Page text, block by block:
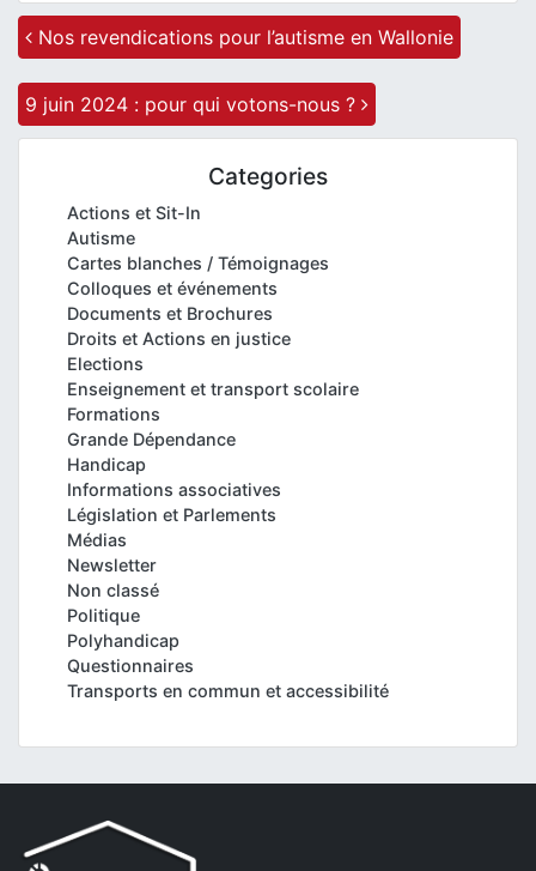
Post navigation
Nos revendications pour l’autisme en Wallonie
9 juin 2024 : pour qui votons-nous ?
Categories
Actions et Sit-In
Autisme
Cartes blanches / Témoignages
Colloques et événements
Documents et Brochures
Droits et Actions en justice
Elections
Enseignement et transport scolaire
Formations
Grande Dépendance
Handicap
Informations associatives
Législation et Parlements
Médias
Newsletter
Non classé
Politique
Polyhandicap
Questionnaires
Transports en commun et accessibilité